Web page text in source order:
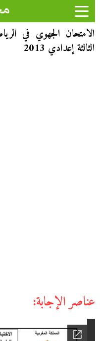
الامتحان الجهوي في
الثالثة إعدادي 2013
عناصر الإجابة: